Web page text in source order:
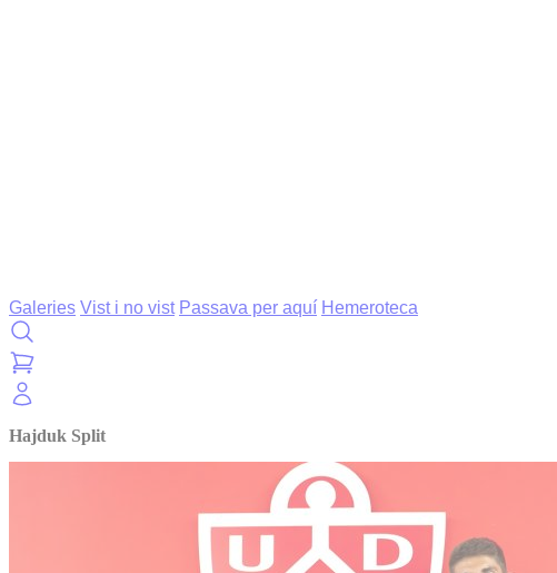
Galeries Vist i no vist Passava per aquí Hemeroteca
Hajduk Split